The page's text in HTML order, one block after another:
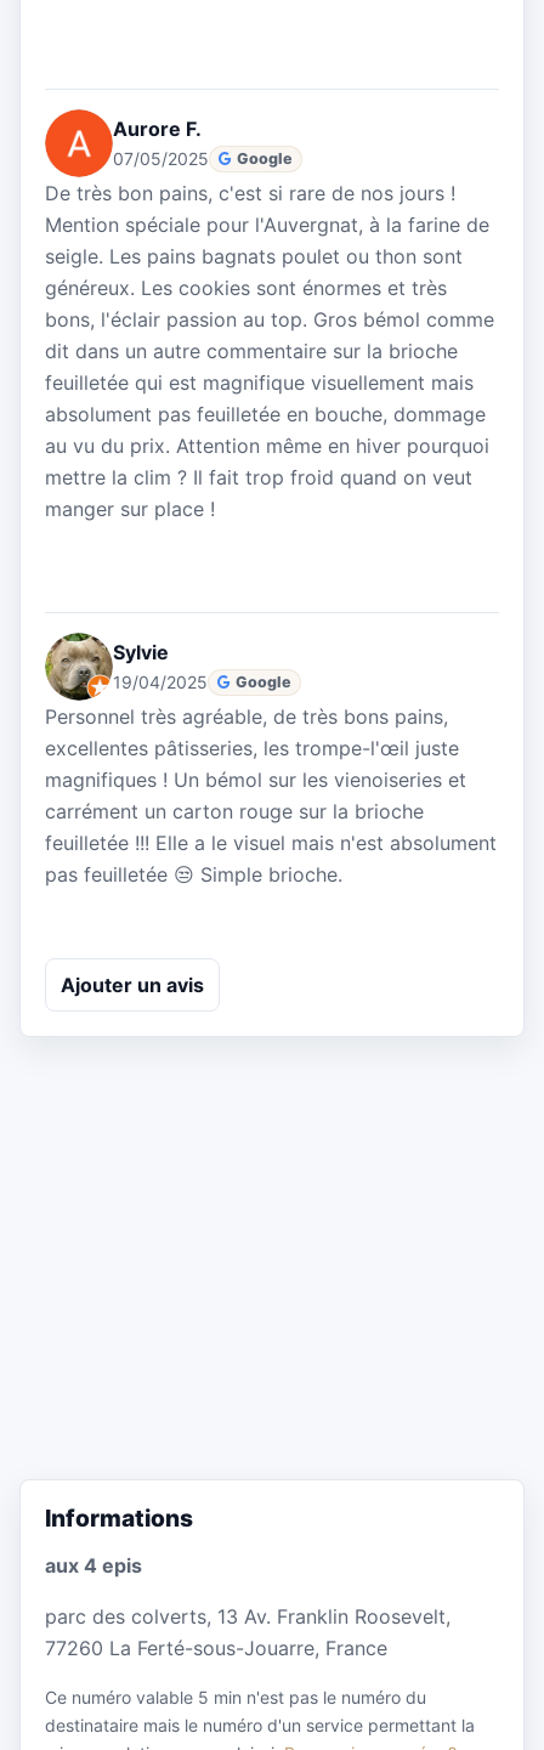
Aurore F.
07/05/2025 Google
De très bon pains, c'est si rare de nos jours !
Mention spéciale pour l'Auvergnat, à la farine de
seigle. Les pains bagnats poulet ou thon sont
généreux. Les cookies sont énormes et très
bons, l'éclair passion au top. Gros bémol comme
dit dans un autre commentaire sur la brioche
feuilletée qui est magnifique visuellement mais
absolument pas feuilletée en bouche, dommage
au vu du prix. Attention même en hiver pourquoi
mettre la clim ? Il fait trop froid quand on veut
manger sur place !
Sylvie
19/04/2025 Google
Personnel très agréable, de très bons pains,
excellentes pâtisseries, les trompe-l'œil juste
magnifiques ! Un bémol sur les vienoiseries et
carrément un carton rouge sur la brioche
feuilletée !!! Elle a le visuel mais n'est absolument
pas feuilletée 😒 Simple brioche.
Ajouter un avis
Informations
aux 4 epis
parc des colverts, 13 Av. Franklin Roosevelt,
77260 La Ferté-sous-Jouarre, France
Ce numéro valable 5 min n'est pas le numéro du
destinataire mais le numéro d'un service permettant la